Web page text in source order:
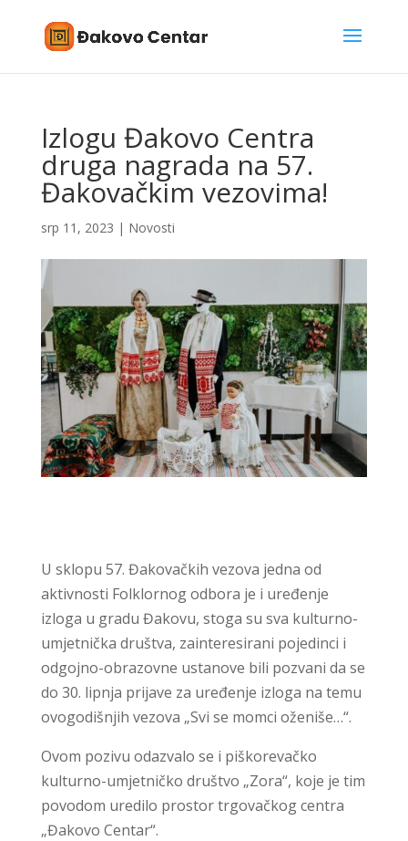
Izlogu Đakovo Centra
druga nagrada na 57.
Đakovačkim vezovima!
srp 11, 2023 | Novosti
U sklopu 57. Đakovačkih vezova jedna od
aktivnosti Folklornog odbora je i uređenje
izloga u gradu Đakovu, stoga su sva kulturno-
umjetnička društva, zainteresirani pojedinci i
odgojno-obrazovne ustanove bili pozvani da se
do 30. lipnja prijave za uređenje izloga na temu
ovogodišnjih vezova „Svi se momci oženiše…“.
Ovom pozivu odazvalo se i piškorevačko
kulturno-umjetničko društvo „Zora“, koje je tim
povodom uredilo prostor trgovačkog centra
„Đakovo Centar“.